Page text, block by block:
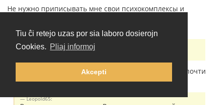
Tiu ĉi retejo uzas por sia laboro dosierojn
Cookies. Pliaj informoj
Akcepti
Не нужно приписывать мне свои психокомплексы и
шизофрении.
Leopold65:
Почти везде:
Сначала вы пишете про "очевидные вещи", потом "почти
везде". По существу сказать нечего?
Leopold65: